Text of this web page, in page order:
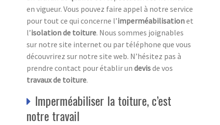
en vigueur. Vous pouvez faire appel à notre service
pour tout ce qui concerne l’imperméabilisationet
l’isolationde toiture. Nous sommes joignables
sur notre site internet ou par téléphone que vous
découvrirez sur notre site web. N’hésitez pas à
prendre contact pour établir un devisde vos
travaux de toiture.
Imperméabiliser la toiture, c’est
notre travail